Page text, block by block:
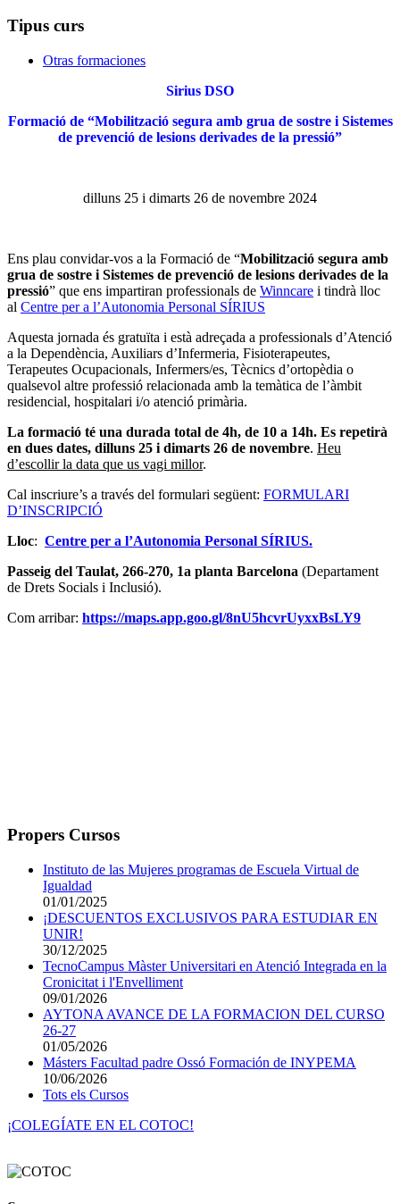
Tipus curs
Otras formaciones
Sirius DSO
Formació de “Mobilització segura amb grua de sostre i Sistemes
de prevenció de lesions derivades de la pressió”
dilluns 25 i dimarts 26 de novembre 2024
Ens plau convidar-vos a la Formació de “Mobilització segura amb
grua de sostre i Sistemes de prevenció de lesions derivades de la
pressió” que ens impartiran professionals de Winncare i tindrà lloc
al Centre per a l’Autonomia Personal SÍRIUS
Aquesta jornada és gratuïta i està adreçada a professionals d’Atenció
a la Dependència, Auxiliars d’Infermeria, Fisioterapeutes,
Terapeutes Ocupacionals, Infermers/es, Tècnics d’ortopèdia o
qualsevol altre professió relacionada amb la temàtica de l’àmbit
residencial, hospitalari i/o atenció primària.
La formació té una durada total de 4h, de 10 a 14h. Es repetirà
en dues dates, dilluns 25 i dimarts 26 de novembre. Heu
d’escollir la data que us vagi millor.
Cal inscriure’s a través del formulari següent: FORMULARI
D’INSCRIPCIÓ
Lloc: Centre per a l’Autonomia Personal SÍRIUS.
Passeig del Taulat, 266-270, 1a planta Barcelona (Departament
de Drets Socials i Inclusió).
Com arribar: https://maps.app.goo.gl/8nU5hcvrUyxxBsLY9
Propers Cursos
Instituto de las Mujeres programas de Escuela Virtual de
Igualdad
01/01/2025
¡DESCUENTOS EXCLUSIVOS PARA ESTUDIAR EN
UNIR!
30/12/2025
TecnoCampus Màster Universitari en Atenció Integrada en la
Cronicitat i l'Envelliment
09/01/2026
AYTONA AVANCE DE LA FORMACION DEL CURSO
26-27
01/05/2026
Másters Facultad padre Ossó Formación de INYPEMA
10/06/2026
Tots els Cursos
¡COLEGÍATE EN EL COTOC!